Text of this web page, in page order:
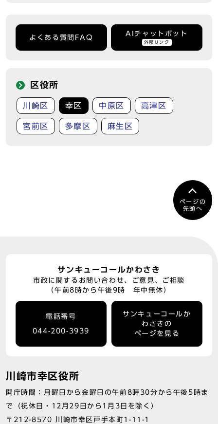
よくある質問FAQ
AIチャットボット
外部リンク
区役所
川崎区 幸区 中原区 高津区
宮前区 多摩区 麻生区
ページの
先頭へ
サンキューコールかわさき
市政に関するお問い合わせ、ご意見、ご相談
（午前8時から午後9時 年中無休）
電話番号
044-200-3939
サンキューコールか
わさきの
ページを見る
川崎市幸区役所
開庁時間：月曜日から金曜日の午前8時30分から午後5時ま
で（祝休日・12月29日から1月3日を除く）
〒212-8570 川崎市幸区戸手本町1-11-1